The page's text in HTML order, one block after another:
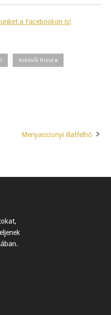
a Facebookon is!
esküvői frizura
Menyasszonyi illatfelhő